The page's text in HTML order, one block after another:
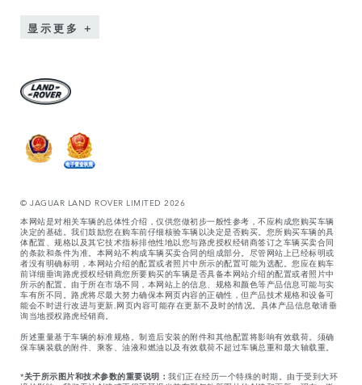
显示更多
© JAGUAR LAND ROVER LIMITED 2026
本网站是对相关车辆的总体性介绍，仅供您做初步一般性参考，不应构成您购买车辆
决定的基础。我们鼓励您在购车前仔细核验车辆以决定是否购买。您所购买车辆的具
体配置、规格以及其它技术指标排他性地以您与路虎授权经销商签订之车辆买卖合同
的条款和条件为准。本网站不构成车辆买卖合同的组成部分。尽管网站上已经标明或
者没有明确标明，本网站介绍的配置或者照片中所示的配置可能为选配。您应在购车
前详细垂询路虎授权经销商您所要购买的车辆是否具备本网站介绍的配置或者照片中
所示的配置。由于所在市场不同，本网站上的信息、规格和颜色等产品信息可能与实
车有所不同。路虎将尽最大努力确保本网页内容的正确性，但产品技术规格和设备可
能会不时进行改进与更新,网页内容可能存在更新不及时的情况。具体产品信息敬请垂
询当地授权路虎经销商。
所述重量基于车辆的标准规格。制造后安装的附件和其他配置将影响有效载荷。须确
保车辆装载的附件、乘客、油液和燃油以及有效载荷不超过车辆总重和最大轴载重。
*关于所示图片和技术参数的重要说明： 我们正在经历一个特殊的时期。由于受到大环